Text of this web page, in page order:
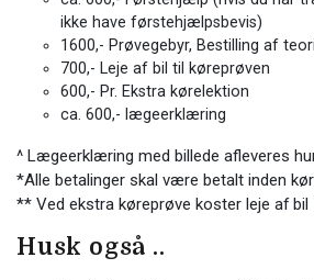
ikke have førstehjælpsbevis)
1600,- Prøvegebyr, Bestilling af
700,- Leje af bil til køreprøven
600,- Pr. Ekstra kørelektion
ca. 600,- lægeerklæring
^ Lægeerklæring med billede afleveres
*Alle betalinger skal være betalt inden
** Ved ekstra køreprøve koster leje af bil
Husk også ..